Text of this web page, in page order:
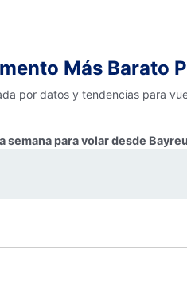
Más Barato
por datos y tendencias para
semana para volar desde